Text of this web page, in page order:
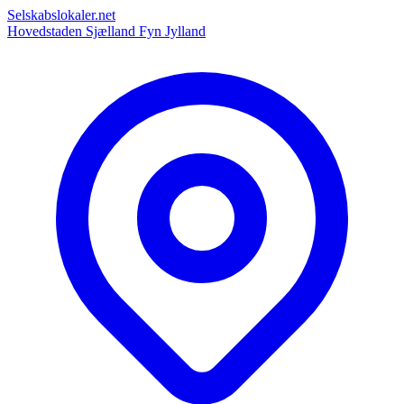
Selskabslokaler.net
Hovedstaden Sjælland Fyn Jylland